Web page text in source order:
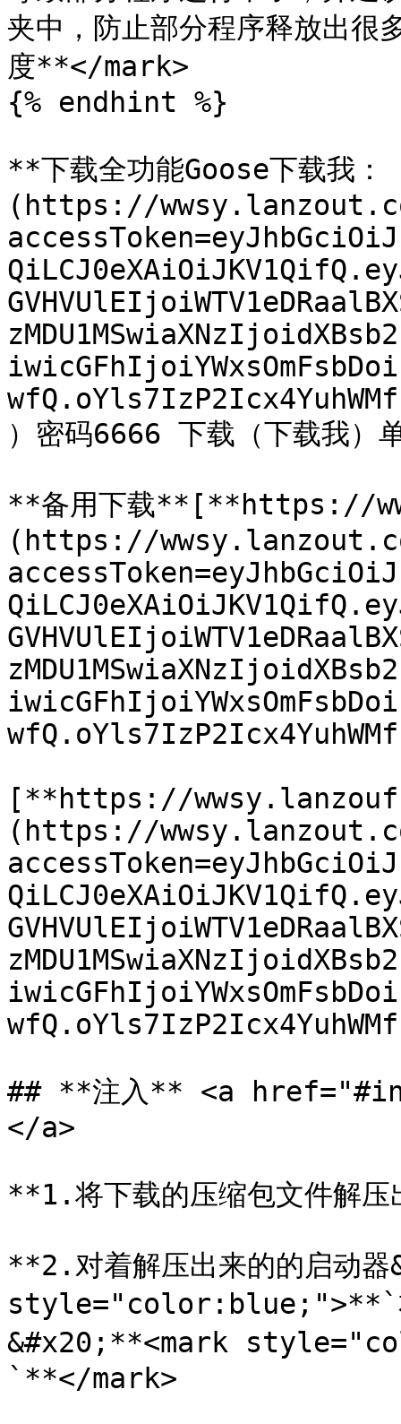
夹中，防止部分程序释放出很
度**</mark>
{% endhint %}
**下载全功能Goose下载我
(https://
）密码6666 下载（下载我）
**备用下载**[**https://
(https://
[**https://
(https://
## **注入** <a
</a>
**1.将下载的压缩包文件解
**2.对着解压出来的的启动
style="color:blue;">**`
&#x20;**<mark
`**</mark>